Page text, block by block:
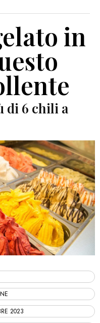
in
di 6 chili a
2023